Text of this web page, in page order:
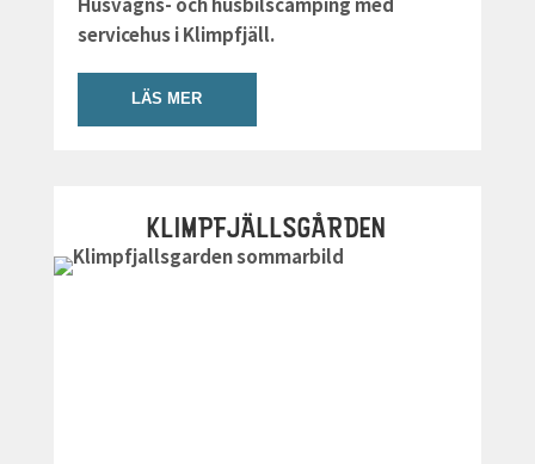
servicehus i Klimpfjäll.
LÄS MER
KLIMPFJÄLLSGÅRDEN